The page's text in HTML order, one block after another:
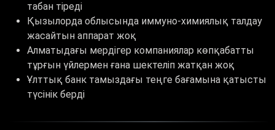
табан тіреді
Қызылорда облысында иммуно-химиялық талдау
жасайтын аппарат жоқ
Алматыдағы мердігер компаниялар көпқабатты
тұрғын үйлермен ғана шектеліп жатқан жоқ
Ұлттық банк тамыздағы теңге бағамына қатысты
түсінік берді